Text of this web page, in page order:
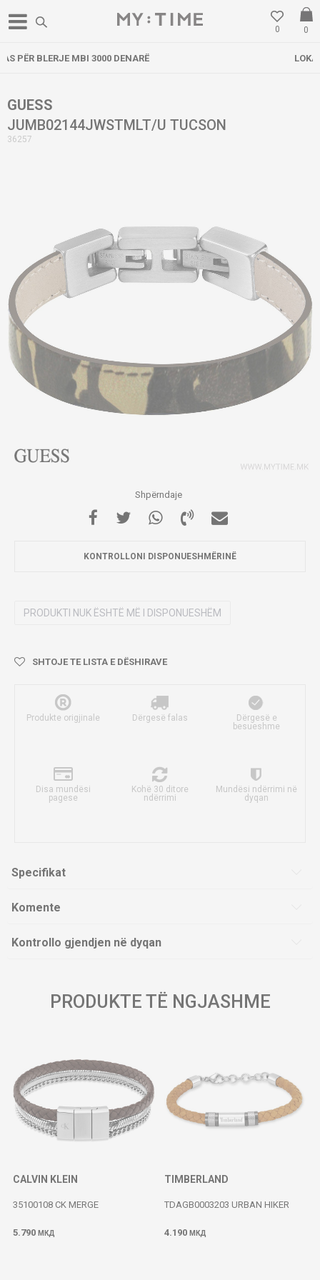
0
0
DENARË LOKACIONI I RI NË
GUESS
JUMB02144JWSTMLT/U TUCSON
36257
Shpërndaje
KONTROLLONI DISPONUESHMËRINË
PRODUKTI NUK ËSHTË MË I DISPONUESHËM
SHTOJE TE LISTA E DËSHIRAVE
Produkte origjinale Dërgesë falas
Dërgesë e
besueshme
Disa mundësi
pagese
Kohë 30 ditore
ndërrimi
Mundësi ndërrimi në
dyqan
Specifikat
Komente
Kontrollo gjendjen në dyqan
PRODUKTE TË NGJASHME
CALVIN KLEIN
35100108 CK MERGE
5.790 МКД
TIMBERLAND
TDAGB0003203 URBAN HIKER
4.190 МКД